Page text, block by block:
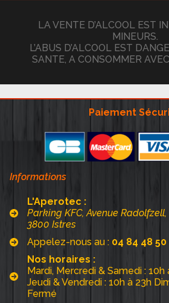
LA VENTE D’ALCOOL EST
MINEURS.
L’ABUS D’ALCOOL EST
SANTE, A CONSOMMER
Paiement
Informations
L'Aperotec :
Parking KFC, Avenue Radolfzell,
3800 Istres
Appelez-nous au : 04 84 48 50
Nos horaires :
Mardi, Mercredi & Samedi : 10h
Jeudi & Vendredi : 10h à 23h
Fermé